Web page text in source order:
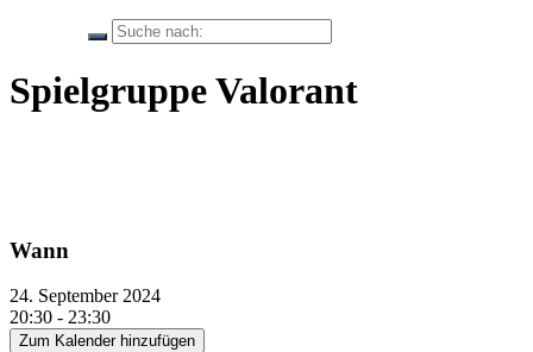
Spielgruppe Valorant
Wann
24. September 2024
20:30 - 23:30
Zum Kalender hinzufügen